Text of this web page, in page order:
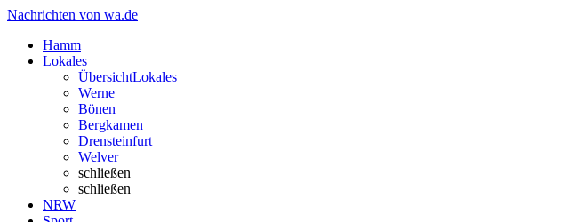
Nachrichten von wa.de
Hamm
Lokales
ÜbersichtLokales
Werne
Bönen
Bergkamen
Drensteinfurt
Welver
schließen
schließen
NRW